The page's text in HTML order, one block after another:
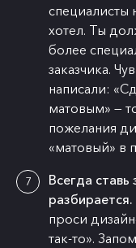
специалисты
хотел. Ты
более
заказчика.
написали:
матовым» —
пожелания
«матовый» в
Всегда
разбирается.
проси
так-то».